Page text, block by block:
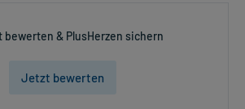
bewerten & PlusHerzen sichern
Jetzt bewerten